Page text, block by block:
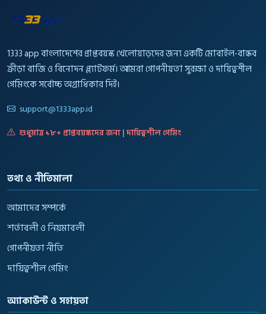
1333 app বাংলাদেশের প্রাপ্তবয়স্ক খেলোয়াড়দের জন্য একটি মোবাইল-বান্ধব
ক্রীড়া বাজি ও বিনোদন প্ল্যাটফর্ম। আমরা গোপনীয়তা সুরক্ষা ও দায়িত্বশীল
গেমিংকে সর্বোচ্চ অগ্রাধিকার দিই।
support@1333app.id
শুধুমাত্র ১৮+ প্রাপ্তবয়স্কদের জন্য | দায়িত্বশীল গেমিং
তথ্য ও নীতিমালা
আমাদের সম্পর্কে
শর্তাবলী ও নিয়মাবলী
গোপনীয়তা নীতি
দায়িত্বশীল গেমিং
অ্যাকাউন্ট ও সহায়তা